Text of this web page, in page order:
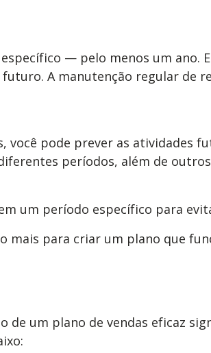
— pelo menos um ano.
A manutenção regular de
pode prever as atividades
períodos, além de
um período específico para
mais para criar um plano que
de um plano de vendas eficaz